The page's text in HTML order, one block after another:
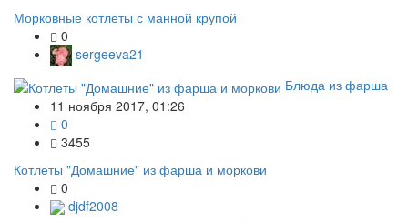
Морковные котлеты с манной крупой
0
sergeeva21
Блюда из фарша
11 ноября 2017, 01:26
0
3455
Котлеты "Домашние" из фарша и моркови
0
djdf2008